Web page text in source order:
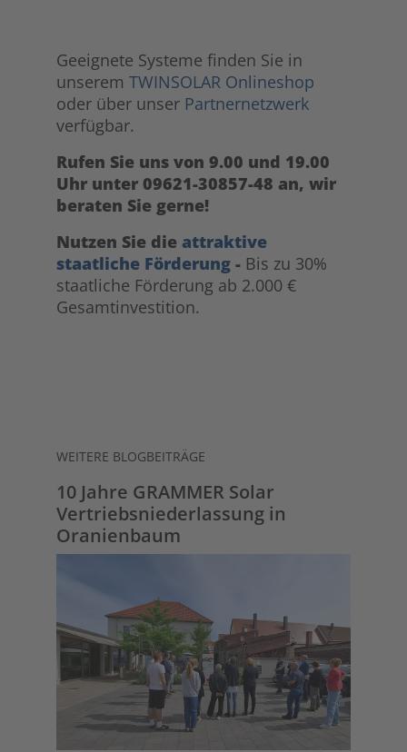
Geeignete Systeme finden Sie in
unserem TWINSOLAR Onlineshop
oder über unser Partnernetzwerk
verfügbar.
Rufen Sie uns von 9.00 und 19.00
Uhr unter 09621-30857-48 an, wir
beraten Sie gerne!
Nutzen Sie die attraktive
staatliche Förderung - Bis zu 30%
staatliche Förderung ab 2.000 €
Gesamtinvestition.
WEITERE BLOGBEITRÄGE
10 Jahre GRAMMER Solar
Vertriebsniederlassung in
Oranienbaum